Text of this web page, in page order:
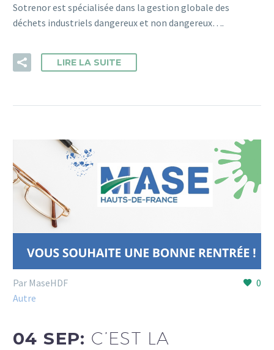
Sotrenor est spécialisée dans la gestion globale des
déchets industriels dangereux et non dangereux….
LIRE LA SUITE
0
Par MaseHDF
Autre
04 SEP: C’EST LA